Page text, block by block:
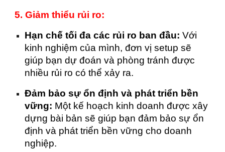
5. Giảm thiểu rủi ro:
Hạn chế tối đa các rủi ro ban đầu: Với
kinh nghiệm của mình, đơn vị setup sẽ
giúp bạn dự đoán và phòng tránh được
nhiều rủi ro có thể xảy ra.
Đảm bảo sự ổn định và phát triển bền
vững: Một kế hoạch kinh doanh được xây
dựng bài bản sẽ giúp bạn đảm bảo sự ổn
định và phát triển bền vững cho doanh
nghiệp.